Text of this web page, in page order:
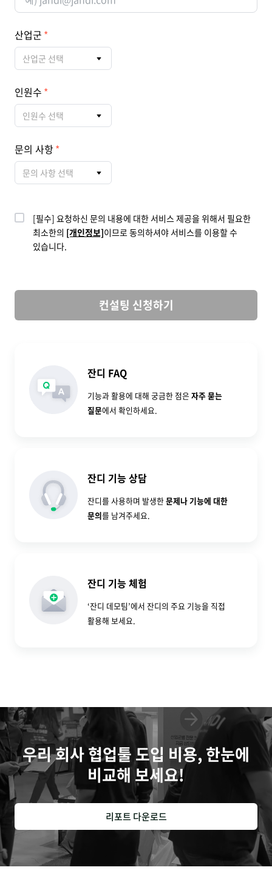
산업군
산업군 선택
인원수
인원수 선택
문의 사항
문의 사항 선택
[필수] 요청하신 문의 내용에 대한 서비스 제공을 위해서 필요한
최소한의 [개인정보]이므로 동의하셔야 서비스를 이용할 수
있습니다.
컨설팅 신청하기
잔디 FAQ
기능과 활용에 대해 궁금한 점은 자주 묻는
질문에서 확인하세요.
잔디 기능 상담
잔디를 사용하며 발생한문제나 기능에 대한
문의를 남겨주세요.
잔디 기능 체험
‘잔디 데모팀’에서 잔디의 주요 기능을 직접
활용해 보세요.
우리 회사 협업툴 도입 비용, 한눈에
비교해 보세요!
리포트 다운로드